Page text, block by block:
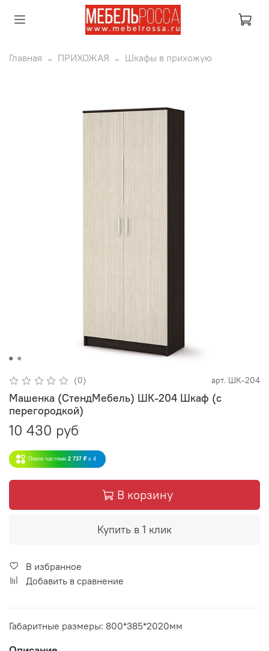
Главная ПРИХОЖАЯ Шкафы в прихожую
(0) арт. ШК-204
Машенка (СтендМебель) ШК-204 Шкаф (с
перегородкой)
10 430 руб
Плати частями 2 737 ₽ x 4
В корзину
Купить в 1 клик
В избранное
Добавить в сравнение
Габаритные размеры: 800*385*2020мм